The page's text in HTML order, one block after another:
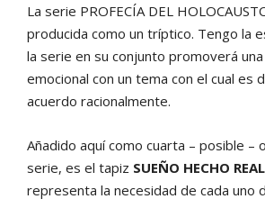
La serie PROFECÍA DEL
producida como un tríptico. Tengo la
la serie en su conjunto promoverá
emocional con un tema con el cual es
acuerdo racionalmente.
Añadido aquí como cuarta – posible –
serie, es el tapiz SUEÑO HECHO
representa la necesidad de cada uno